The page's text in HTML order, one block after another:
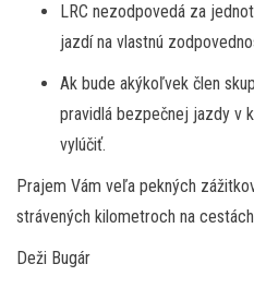
LRC nezodpovedá za
jazdí na vlastnú
Ak bude akýkoľvek člen
pravidlá bezpečnej jazdy v
vylúčiť.
Prajem Vám veľa pekných
strávených kilometroch na
Deži Bugár